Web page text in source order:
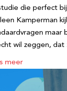
die perfect
Kamperman
maar
wil zeggen,
meer